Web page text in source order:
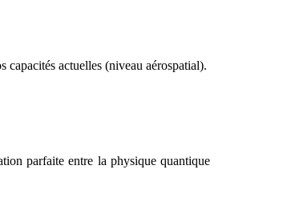
actuelles (niveau aérospatial).
parfaite entre la physique quantique